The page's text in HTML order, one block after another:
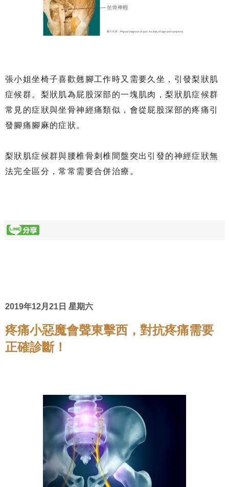
張小姐坐椅子喜歡翹腳工作時又需要久坐，引發梨狀肌
症候群。梨狀肌為屁股深部的一塊肌肉，梨狀肌症候群
常見的症狀與坐骨神經痛類似，會從屁股深部的疼痛引
發腳痛腳麻的症狀。
梨狀肌症候群與腰椎骨刺椎間盤突出引發的神經症狀無
法完全區分，常常需要合併治療。
2019年12月21日 星期六
疼痛小惡魔會聲東擊西，對抗疼痛需要
正確診斷！